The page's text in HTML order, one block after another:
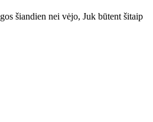
šiandien nei vėjo, Juk būtent šitaip